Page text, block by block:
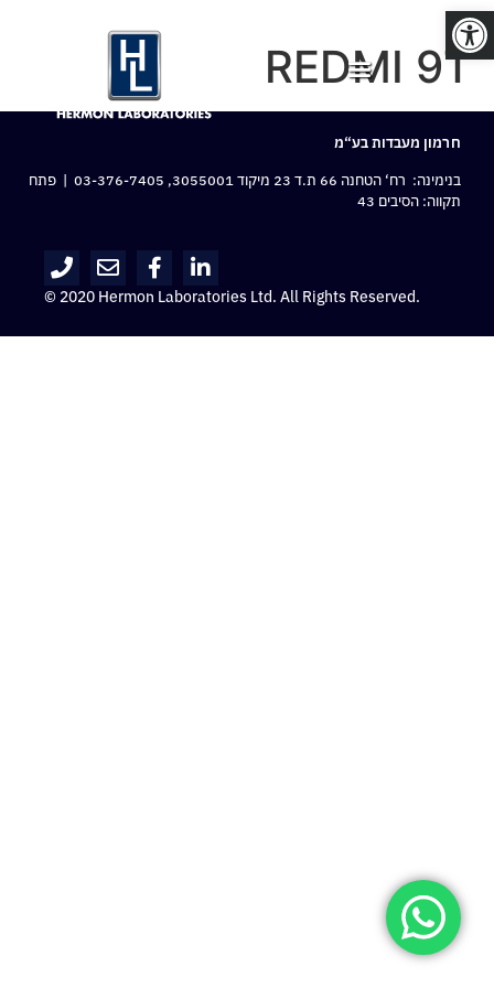
פתח סרגל נגישות
REDMI 9T
חרמון מעבדות בע“מ
בנימינה: רח‘ הטחנה 66 ת.ד 23 מיקוד 3055001,
03-376-7405 | פתח
תקווה: הסיבים 43
© 2020 Hermon Laboratories Ltd. All Rights Reserved.